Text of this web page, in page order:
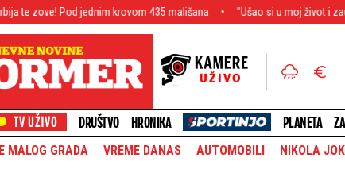
jednim krovom 435 mališana "Ušao si u moj život i zauvek
DRUŠTVO HRONIKA PLANETA
MALOG GRADA VREME DANAS AUTOMOBILI NIKOLA